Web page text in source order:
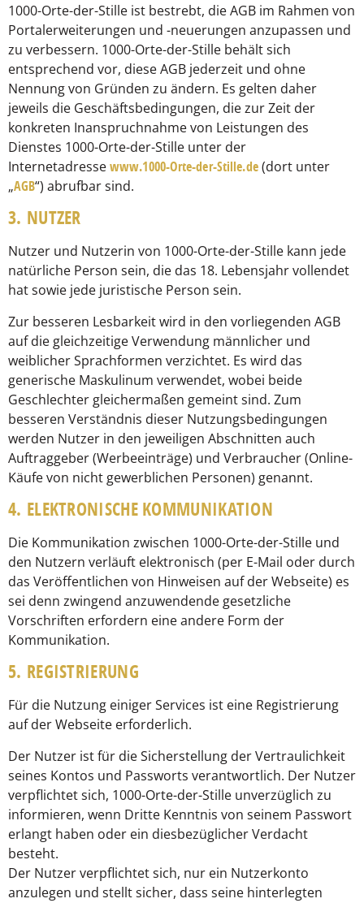
1000-Orte-der-Stille ist bestrebt, die AGB im Rahmen von
Portalerweiterungen und -neuerungen anzupassen und
zu verbessern. 1000-Orte-der-Stille behält sich
entsprechend vor, diese AGB jederzeit und ohne
Nennung von Gründen zu ändern. Es gelten daher
jeweils die Geschäftsbedingungen, die zur Zeit der
konkreten Inanspruchnahme von Leistungen des
Dienstes 1000-Orte-der-Stille unter der
Internetadressewww.1000-Orte-der-Stille.de(dort unter
„AGB“) abrufbar sind.
3. NUTZER
Nutzer und Nutzerin von 1000-Orte-der-Stille kann jede
natürliche Person sein, die das 18. Lebensjahr vollendet
hat sowie jede juristische Person sein.
Zur besseren Lesbarkeit wird in den vorliegenden AGB
auf die gleichzeitige Verwendung männlicher und
weiblicher Sprachformen verzichtet. Es wird das
generische Maskulinum verwendet, wobei beide
Geschlechter gleichermaßen gemeint sind. Zum
besseren Verständnis dieser Nutzungsbedingungen
werden Nutzer in den jeweiligen Abschnitten auch
Auftraggeber (Werbeeinträge) und Verbraucher (Online-
Käufe von nicht gewerblichen Personen) genannt.
4. ELEKTRONISCHE KOMMUNIKATION
Die Kommunikation zwischen 1000-Orte-der-Stille und
den Nutzern verläuft elektronisch (per E-Mail oder durch
das Veröffentlichen von Hinweisen auf der Webseite) es
sei denn zwingend anzuwendende gesetzliche
Vorschriften erfordern eine andere Form der
Kommunikation.
5. REGISTRIERUNG
Für die Nutzung einiger Services ist eine Registrierung
auf der Webseite erforderlich.
Der Nutzer ist für die Sicherstellung der Vertraulichkeit
seines Kontos und Passworts verantwortlich. Der Nutzer
verpflichtet sich, 1000-Orte-der-Stille unverzüglich zu
informieren, wenn Dritte Kenntnis von seinem Passwort
erlangt haben oder ein diesbezüglicher Verdacht
besteht.
Der Nutzer verpflichtet sich, nur ein Nutzerkonto
anzulegen und stellt sicher, dass seine hinterlegten